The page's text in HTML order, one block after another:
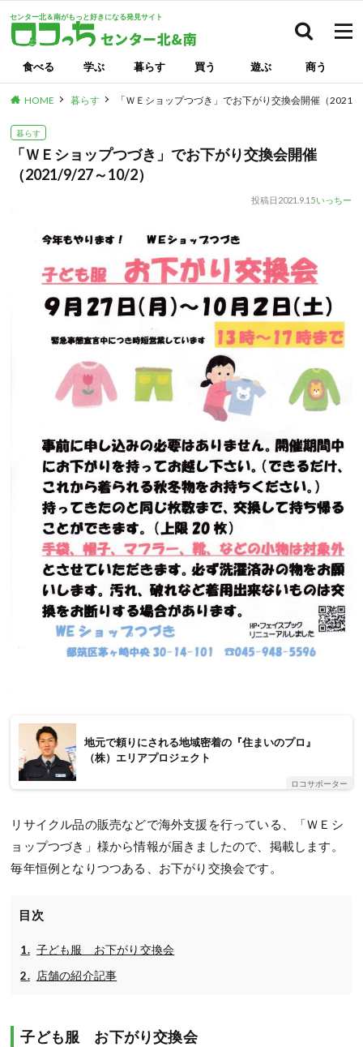
センター北＆南がもっと好きになる発見サイト
食べる 学ぶ 暮らす 買う 遊ぶ 商う
HOME 暮らす 「ＷＥショップつづき」でお下がり交換会開催（2021/
暮らす
「ＷＥショップつづき」でお下がり交換会開催
（2021/9/27～10/2）
投稿日 2021.9.15いっちー
地元で頼りにされる地域密着の『住まいのプロ』
（株）エリアプロジェクト
ロコサポーター
リサイクル品の販売などで海外支援を行っている、「ＷＥシ
ョップつづき」様から情報が届きましたので、掲載します。
毎年恒例となりつつある、お下がり交換会です。
目次
子ども服 お下がり交換会
店舗の紹介記事
子ども服 お下がり交換会